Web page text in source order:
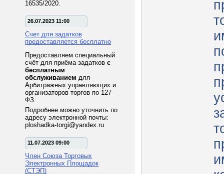
16535/2020.
26.07.2023 11:00
Счет для задатков
предоставляется бесплатно
Предоставляем специальный
счёт для приёма задатков с
бесплатным
обслуживанием для
Арбитражных управляющих и
организаторов торгов по 127-
ФЗ.
Подробнее можно уточнить по
адресу электронной почты:
ploshadka-torgi@yandex.ru
11.07.2023 09:00
Член Союза Торговых
Электронных Площадок
(СТЭП)